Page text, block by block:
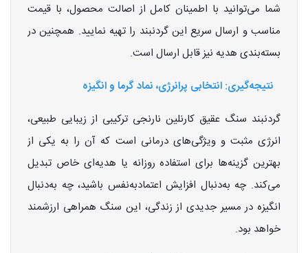
شما می‌توانید با اطمینان کامل از اصالت محصول، با قیمت
مناسب و ارسال سریع این گردنبند را تهیه نمایید. همچنین در
بسته‌بندی هدیه نیز قابل ارسال است.
نتیجه‌گیری: انتخابی پرانرژی، نماد گرما و انگیزه
گردنبند سنگ عقیق کارنلین نارنجی ترکیبی از زیبایی طبیعی،
انرژی مثبت و ویژگی‌های درمانی است که آن را به یکی از
بهترین گزینه‌ها برای استفاده روزانه یا هدیه‌ای خاص تبدیل
می‌کند. چه به‌دنبال افزایش اعتمادبه‌نفس باشید، چه به‌دنبال
انگیزه در مسیر جدیدی از زندگی، این سنگ همراهی ارزشمند
خواهد بود.